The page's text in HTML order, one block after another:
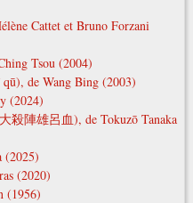
Cattet et Bruno Forzani
Tsou (2004)
de Wang Bing (2003)
(2024)
殺陣雄呂血), de Tokuzō Tanaka
(2025)
(2020)
(1956)